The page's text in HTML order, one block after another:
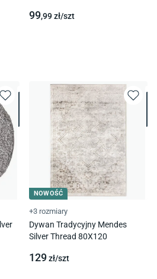
99,99zł/szt
NOWOŚĆ
+3 rozmiary
Dywan Tradycyjny Mendes
Silver Thread 80X120
129zł/szt